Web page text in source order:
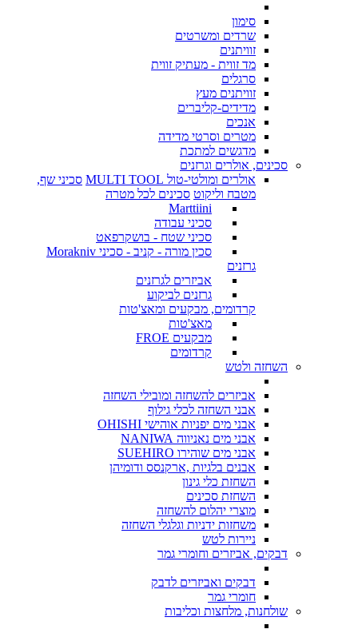
סימון
שרדים ומשרטים
זוויתנים
מד זווית - מעתיק זווית
סרגלים
זוויתנים מעץ
מדידים-קליברים
אנכים
מטרים וסרטי מדידה
מדגשים למתכת
סכינים, אולרים וגרזנים
אולרים ומולטי-טול MULTI TOOL
סכיני שף,
מטבח וליקוט סכינים לכל מטרה
Marttiini
סכיני עבודה
סכיני שטח - בושקרפאט
סכין מורה - קניב - סכיני Morakniv
גרזנים
אביזרים לגרזנים
גרזנים לביקוע
קרדומים, מבקעים ומאצ'טות
מאצ'טות
מבקעים FROE
קרדומים
השחזה ולטש
אביזרים להשחזה ומובילי השחזה
אבני השחזה לכלי גילוף
אבני מים יפניות אוהישי OHISHI
אבני מים נאניווה NANIWA
אבני מים שוהירו SUEHIRO
אבנים בלגיות ,ארקנסס ודומיהן
השחזת כלי גינון
השחזת סכינים
מוצרי יהלום להשחזה
משחזות ידניות וגלגלי השחזה
ניירות לטש
דבקים, אביזרים וחומרי גמר
דבקים ואביזרים לדבק
חומרי גמר
שולחנות, מלחצות וכליבות